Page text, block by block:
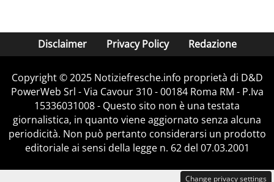
Disclaimer Privacy Policy Redazione
Copyright © 2025 Notiziefresche.info proprietà di D&D
PowerWeb Srl - Via Cavour 310 - 00184 Roma RM - P.Iva
15336031008 - Questo sito non è una testata
giornalistica, in quanto viene aggiornato senza alcuna
periodicità. Non può pertanto considerarsi un prodotto
editoriale ai sensi della legge n. 62 del 07.03.2001
Change privacy settings